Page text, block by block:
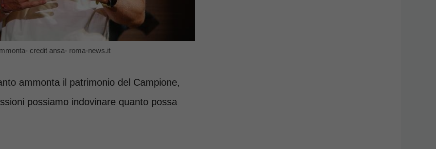
credit ansa- roma-news.it
ammonta il patrimonio del Campione,
possiamo indovinare quanto possa